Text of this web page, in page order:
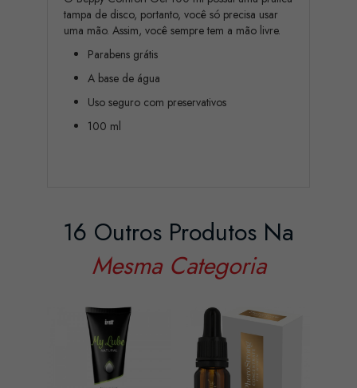
tampa de disco, portanto, você só precisa usar
uma mão. Assim, você sempre tem a mão livre.
Parabens grátis
A base de água
Uso seguro com preservativos
100 ml
16 Outros Produtos Na
Mesma Categoria